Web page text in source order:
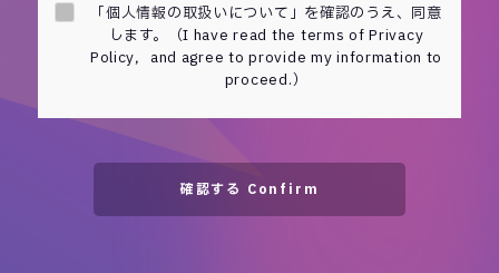
「個人情報の取扱いについて」を確認のうえ、同意
します。（I have read the terms of Privacy
Policy，and agree to provide my information to
proceed.）
確認する Confirm